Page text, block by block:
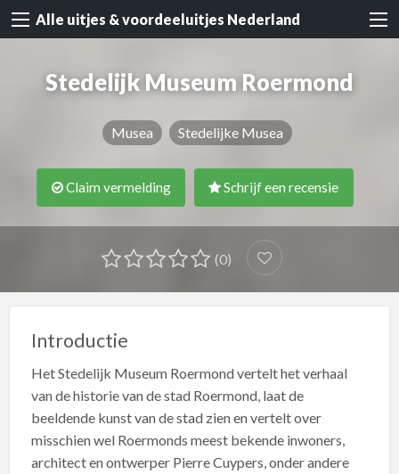
Alle uitjes & voordeeluitjes Nederland
Stedelijk Museum Roermond
Musea Stedelijke Musea
Claim vermelding Schrijf een recensie
(0)
Introductie
Het Stedelijk Museum Roermond vertelt het verhaal
van de historie van de stad Roermond, laat de
beeldende kunst van de stad zien en vertelt over
misschien wel Roermonds meest bekende inwoners,
architect en ontwerper Pierre Cuypers, onder andere